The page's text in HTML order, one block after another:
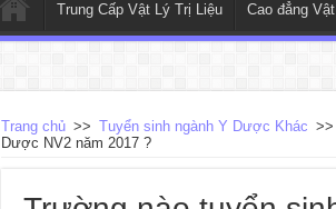
Trung Cấp Vật Lý Trị Liệu Cao đẳng
Trang chủ >> Tuyển sinh ngành Y Dược Khác >>
Dược NV2 năm 2017 ?